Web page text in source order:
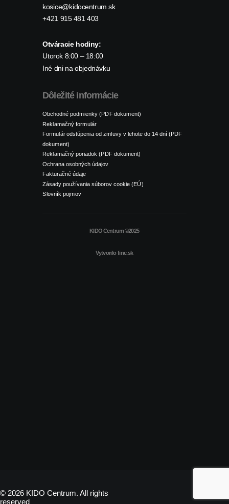
kosice@kidocentrum.sk
+421 915 481 403
Otváracie hodiny:
Utorok 8:00 – 18:00
Iné dni na objednávku
Dôležité informácie
Obchodné podmienky (PDF dokument)
Reklamačný formulár
Formulár odstúpenia od zmluvy v lehote do 14 dní (PDF
dokument)
Reklamačný poriadok (PDF dokument)
Ochrana osobných údajov
Fakturačné údaje
Zásady používania súborov cookie (EÚ)
Slovník pojmov
KIDO Centrum ©2025
Vytvorilo fine.sk
© 2026 KIDO Centrum. All rights
reserved